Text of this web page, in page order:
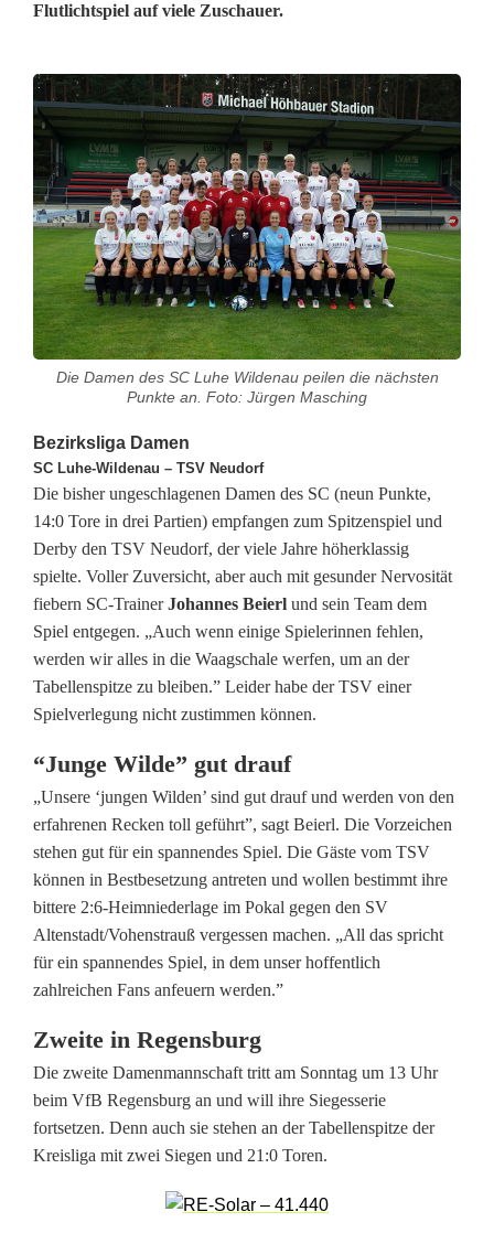
Flutlichtspiel auf viele Zuschauer.
D
i
e
D
a
m
e
d
e
s
S
C
L
u
h
e
W
i
l
d
e
a
u
f
Die Damen des SC Luhe Wildenau peilen die nächsten
Punkte an. Foto: Jürgen Masching
Bezirksliga Damen
SC Luhe-Wildenau – TSV Neudorf
Die bisher ungeschlagenen Damen des SC (neun Punkte,
14:0 Tore in drei Partien) empfangen zum Spitzenspiel und
Derby den TSV Neudorf, der viele Jahre höherklassig
spielte. Voller Zuversicht, aber auch mit gesunder Nervosität
fiebern SC-TrainerJohannes Beierl und sein Team dem
Spiel entgegen. „Auch wenn einige Spielerinnen fehlen,
werden wir alles in die Waagschale werfen, um an der
Tabellenspitze zu bleiben.” Leider habe der TSV einer
Spielverlegung nicht zustimmen können.
“Junge Wilde” gut drauf
„Unsere ‘jungen Wilden’ sind gut drauf und werden von den
erfahrenen Recken toll geführt”, sagt Beierl. Die Vorzeichen
stehen gut für ein spannendes Spiel. Die Gäste vom TSV
können in Bestbesetzung antreten und wollen bestimmt ihre
bittere 2:6-Heimniederlage im Pokal gegen den SV
Altenstadt/Vohenstrauß vergessen machen. „All das spricht
für ein spannendes Spiel, in dem unser hoffentlich
zahlreichen Fans anfeuern werden.”
Zweite in Regensburg
Die zweite Damenmannschaft tritt am Sonntag um 13 Uhr
beim VfB Regensburg an und will ihre Siegesserie
fortsetzen. Denn auch sie stehen an der Tabellenspitze der
Kreisliga mit zwei Siegen und 21:0 Toren.